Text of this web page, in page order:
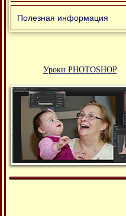
Полезная информация
Уроки PHOTOSHOP